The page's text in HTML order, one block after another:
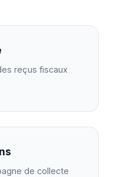
reçus fiscaux
de collecte